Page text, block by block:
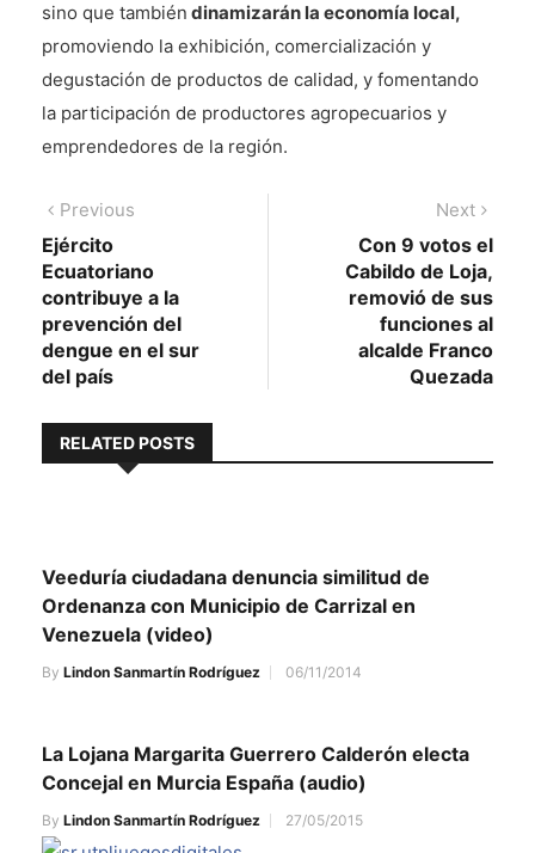
sino que también dinamizarán la economía local,
promoviendo la exhibición, comercialización y
degustación de productos de calidad, y fomentando
la participación de productores agropecuarios y
emprendedores de la región.
Navegación
de
entradas
Previous
Ejército
Ecuatoriano
contribuye a la
prevención del
dengue en el sur
del país
Next
post:
Con 9 votos el
Cabildo de Loja,
removió de sus
funciones al
alcalde Franco
Quezada
RELATED POSTS
Veeduría ciudadana denuncia similitud de
Ordenanza con Municipio de Carrizal en
Venezuela (video)
By Lindon Sanmartín Rodríguez 06/11/2014
La Lojana Margarita Guerrero Calderón electa
Concejal en Murcia España (audio)
By Lindon Sanmartín Rodríguez 27/05/2015